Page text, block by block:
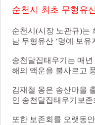
순천시 최초 무형유
순천시(시장 노관규)는
남 무형유산 ‘명예 보
송천달집태우기는 매
해의 액운을 불사르고
김재철 옹은 송산마을
인 송천달집태우기보
또한 보존회를 오랫동